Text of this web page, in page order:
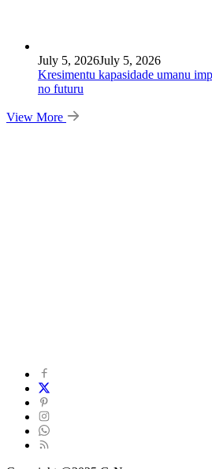
July 5, 2026July 5, 2026
Kresimentu kapasidade umanu
no futuru
View More